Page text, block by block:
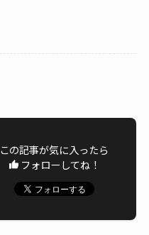
この記事が気に入ったら
フォローしてね！